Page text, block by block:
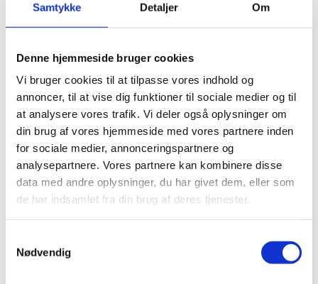
Samtykke Detaljer Om
Denne hjemmeside bruger cookies
Vi bruger cookies til at tilpasse vores indhold og
annoncer, til at vise dig funktioner til sociale medier og til
at analysere vores trafik. Vi deler også oplysninger om
din brug af vores hjemmeside med vores partnere inden
for sociale medier, annonceringspartnere og
analysepartnere. Vores partnere kan kombinere disse
data med andre oplysninger, du har givet dem, eller som
de har indsamlet fra din brug af deres tjenester.
Nødvendig
lokale kulturliv og har bl.a. samarbejdet med et teater – og
det er lige præcis sådan noget, vi skal have meget mere af i
udskolingens klasser vil lade sig inspirere af Ulfborg Skoles
projekt."
Om vinderne
1. præmien på 25.000 kr. går til ”Den Levende Præsentation
(Was'Op)”, der er et tværfagligt projekt i musik, dansk, idræt
og de naturvidenskabelige fag. Projektet styrker elevernes
kompetencer inden for kreativitet, innovation og
entreprenørskab, og det har gjort det lettere for eleverne at
Skolen har udarbejdet en drejebog med konkrete anvisninger